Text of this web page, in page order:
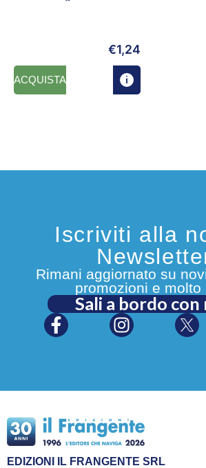
€1,24
ACQUISTA
Iscriviti alla
Rimani aggiornato su
promozioni e molto
Sali a bordo con
EDIZIONI IL FRANGENTE SRL